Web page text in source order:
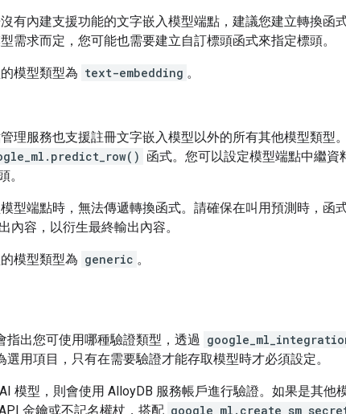
有內建支援功能的文字嵌入模型端點，建議您建立轉換函
需求而定，您可能也需要建立自訂標頭函式來指定標頭。
模型類型為 text-embedding 。
理服務也支援註冊文字嵌入模型以外的所有其他模型類型
函式。您可以設定模型端點中繼
。
型端點時，無法傳遞轉換函式。請確保在叫用預測時，函
內容，以衍生最終輸出內容。
模型類型為 generic 。
指出您可使用哪種驗證類型，透過
選用項目，只有在需要驗證才能存取模型時才必須設定。
模型，則會使用 AlloyDB 服務帳戶進行驗證。如果是其他
金鑰或不記名權杖，搭配